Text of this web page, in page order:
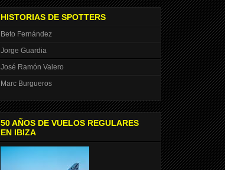
HISTORIAS DE SPOTTERS
Beto Fernández
Jorge Guardia
José Ramón Valero
Marc Burgueros
50 AÑOS DE VUELOS REGULARES
EN IBIZA